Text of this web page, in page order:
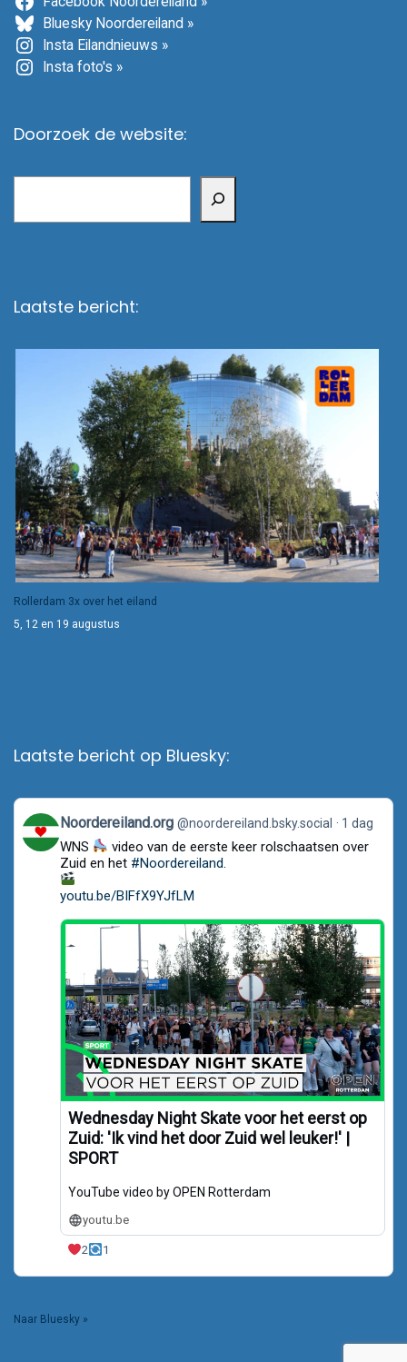
Bluesky Noordereiland »
Insta Eilandnieuws »
Insta foto's »
Doorzoek de website:
Laatste bericht:
Rollerdam 3x over het eiland
5, 12 en 19 augustus
Laatste bericht op Bluesky:
View
post
by
Noordereiland.org
Noordereiland.org @noordereiland.bsky.social 1 dag
WNS
video van de eerste keer rolschaatsen over
Zuid en het #Noordereiland
youtu.be/BIFfX9YJfLM
Wednesday Night Skate voor het eerst op
Zuid: 'Ik vind het door Zuid wel leuker!' |
SPORT
YouTube video by OPEN Rotterdam
youtu.be
2 1
Naar Bluesky »